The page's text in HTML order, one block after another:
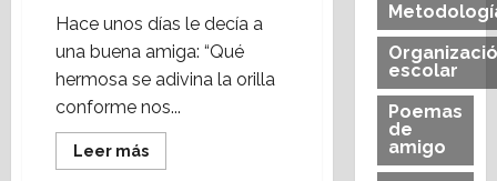
Hace unos días le decía a
una buena amiga: “Qué
hermosa se adivina la orilla
conforme nos...
Leer másLeer
más
escolar
Poemas
de
amigo